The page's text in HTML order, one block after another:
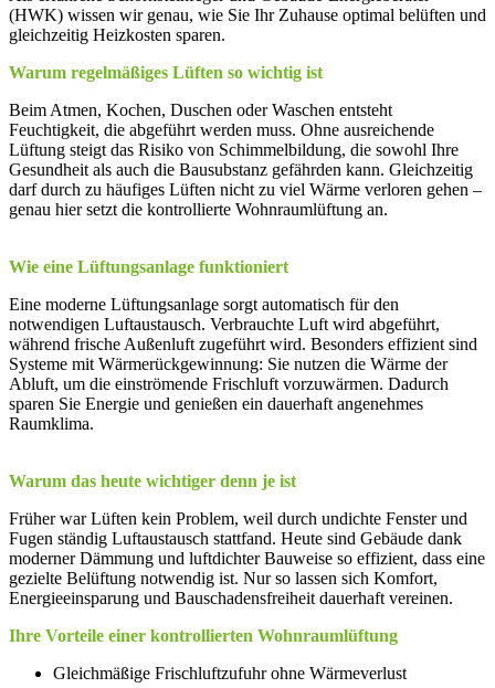
(HWK) wissen wir genau, wie Sie Ihr Zuhause optimal belüften und
gleichzeitig Heizkosten sparen.
Warum regelmäßiges Lüften so wichtig ist
Beim Atmen, Kochen, Duschen oder Waschen entsteht
Feuchtigkeit, die abgeführt werden muss. Ohne ausreichende
Lüftung steigt das Risiko von Schimmelbildung, die sowohl Ihre
Gesundheit als auch die Bausubstanz gefährden kann. Gleichzeitig
darf durch zu häufiges Lüften nicht zu viel Wärme verloren gehen –
genau hier setzt die kontrollierte Wohnraumlüftung an.
Wie eine Lüftungsanlage funktioniert
Eine moderne Lüftungsanlage sorgt automatisch für den
notwendigen Luftaustausch. Verbrauchte Luft wird abgeführt,
während frische Außenluft zugeführt wird. Besonders effizient sind
Systeme mit Wärmerückgewinnung: Sie nutzen die Wärme der
Abluft, um die einströmende Frischluft vorzuwärmen. Dadurch
sparen Sie Energie und genießen ein dauerhaft angenehmes
Raumklima.
Warum das heute wichtiger denn je ist
Früher war Lüften kein Problem, weil durch undichte Fenster und
Fugen ständig Luftaustausch stattfand. Heute sind Gebäude dank
moderner Dämmung und luftdichter Bauweise so effizient, dass eine
gezielte Belüftung notwendig ist. Nur so lassen sich Komfort,
Energieeinsparung und Bauschadensfreiheit dauerhaft vereinen.
Ihre Vorteile einer kontrollierten Wohnraumlüftung
Gleichmäßige Frischluftzufuhr ohne Wärmeverlust